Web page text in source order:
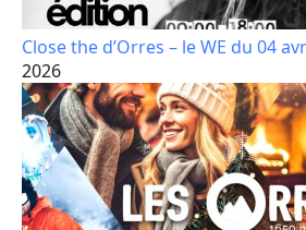
Close the d’Orres – le WE du 04
2026